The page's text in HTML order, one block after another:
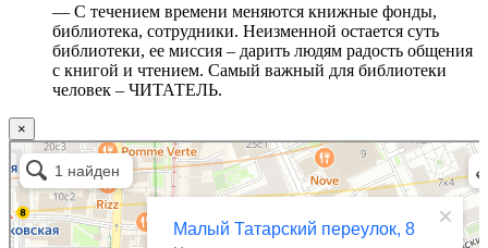
— С течением времени меняются книжные фонды,
библиотека, сотрудники. Неизменной остается суть
библиотеки, ее миссия – дарить людям радость общения
с книгой и чтением. Самый важный для библиотеки
человек – ЧИТАТЕЛЬ.
×
Москва
Малый Татарский переулок, 8 на карте Москвы, ближайшее метро Новокузнецкая —
Яндекс.Карты